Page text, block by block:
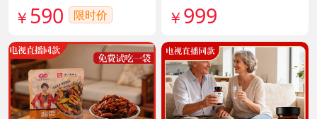
￥ 590 限时价
￥ 999